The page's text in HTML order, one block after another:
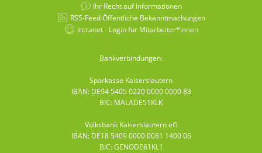
Ihr Recht auf Informationen
RSS-Feed Öffentliche Bekanntmachungen
Intranet - Login für Mitarbeiter*innen
Bankverbindungen:
Sparkasse Kaiserslautern
IBAN: DE94 5405 0220 0000 0000 83
BIC: MALADE51KLK
Volksbank Kaiserslautern eG
IBAN: DE18 5409 0000 0081 1400 06
BIC: GENODE61KL1